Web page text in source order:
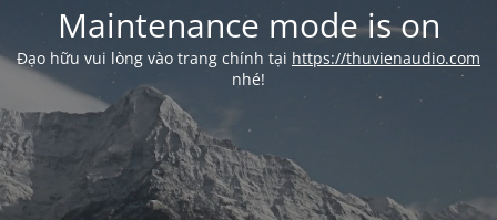
Maintenance mode is on
Đạo hữu vui lòng vào trang chính tại https://thuvienaudio.com
nhé!